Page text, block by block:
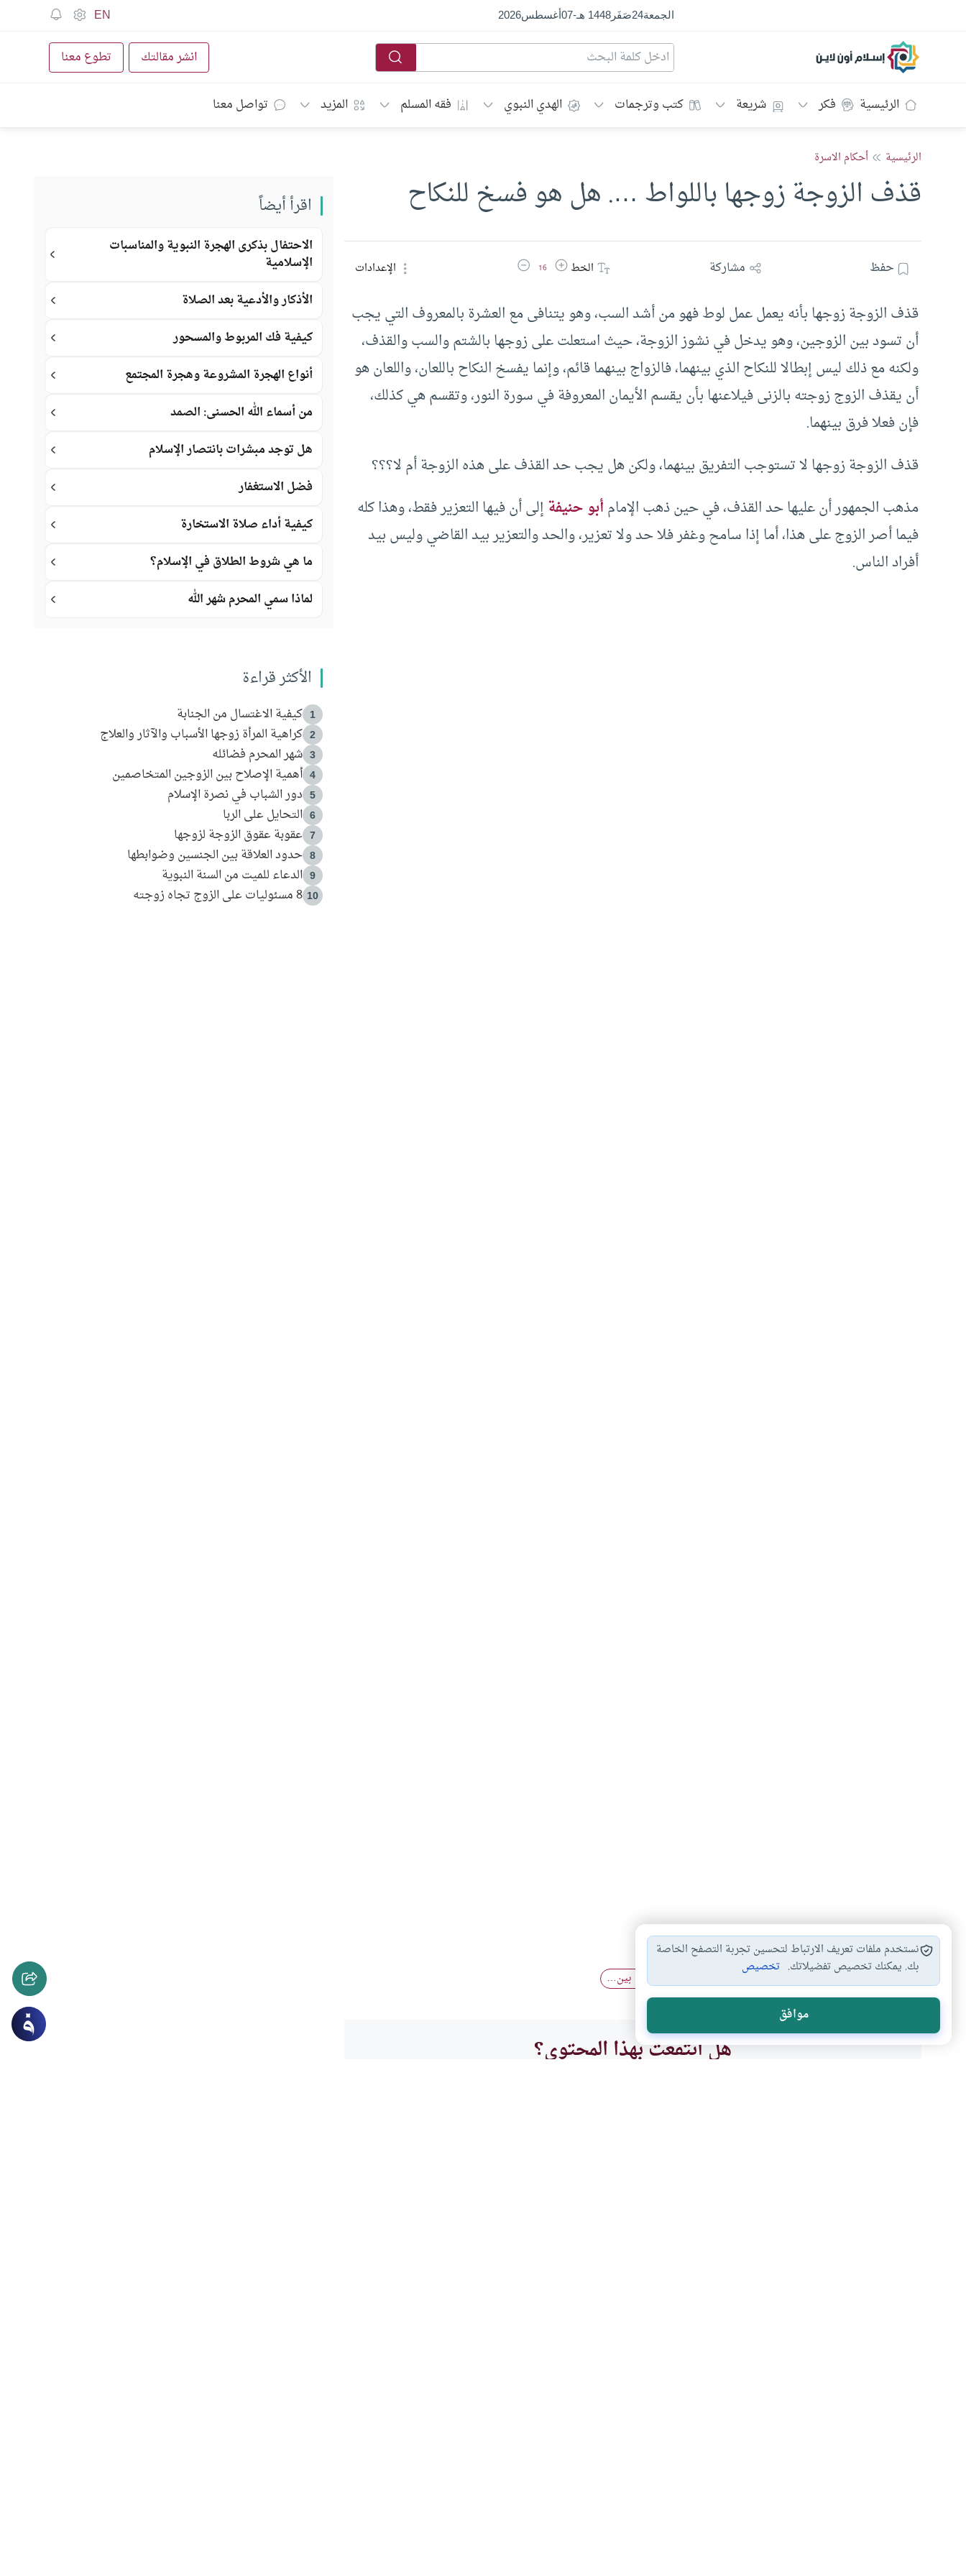
الجمعة24صَفَر1448 هـ -
07أغسطس2026
EN
إسلام أون لاين انشر مقالتك تطوع معنا
الرئيسية فكر شريعة كتب وترجمات الهدي النبوي فقه المسلم المزيد تواصل معنا
الرئيسية أحكام الاسرة
قذف الزوجة زوجها باللواط …. هل هو فسخ للنكاح
حفظ مشاركة الخطزيادة حجم الخط
16 تقليل حجم الخط الإعدادات
قذف الزوجة زوجها بأنه يعمل عمل لوط فهو من أشد السب، وهو يتنافى مع العشرة بالمعروف التي يجب
أن تسود بين الزوجين، وهو يدخل في نشوز الزوجة، حيث استعلت على زوجها بالشتم والسب والقذف،
ولكنه مع ذلك ليس إبطالا للنكاح الذي بينهما، فالزواج بينهما قائم، وإنما يفسخ النكاح باللعان، واللعان هو
أن يقذف الزوج زوجته بالزنى فيلاعنها بأن يقسم الأيمان المعروفة في سورة النور، وتقسم هي كذلك،
فإن فعلا فرق بينهما.
قذف الزوجة زوجها لا تستوجب التفريق بينهما، ولكن هل يجب حد القذف على هذه الزوجة أم لا؟؟؟
مذهب الجمهور أن عليها حد القذف، في حين ذهب الإمامأبو حنيفةإلى أن فيها التعزير فقط، وهذا كله
فيما أصر الزوج على هذا، أما إذا سامح وغفر فلا حد ولا تعزير، والحد والتعزير بيد القاضي وليس بيد
أفراد الناس.
الملاعنة بين الزوجين الهجر بين الزوجين حدود الاستمتاع بين…
هل انتفعت بهذا المحتوى؟
اقرأ أيضاً
الاحتفال بذكرى الهجرة النبوية والمناسبات
الإسلامية
الأذكار والأدعية بعد الصلاة
كيفية فك المربوط والمسحور
أنواع الهجرة المشروعة وهجرة المجتمع
من أسماء الله الحسنى: الصمد
هل توجد مبشرات بانتصار الإسلام
فضل الاستغفار
كيفية أداء صلاة الاستخارة
ما هي شروط الطلاق في الإسلام؟
لماذا سمي المحرم شهر الله
الأكثر قراءة
1 كيفية الاغتسال من الجنابة
2 كراهية المرأة زوجها الأسباب والآثار والعلاج
3 شهر المحرم فضائله
4 أهمية الإصلاح بين الزوجين المتخاصمين
5 دور الشباب في نصرة الإسلام
6 التحايل على الربا
7 عقوبة عقوق الزوجة لزوجها
8 حدود العلاقة بين الجنسين وضوابطها
9 الدعاء للميت من السنة النبوية
10 8 مسئوليات على الزوج تجاه زوجته
نستخدم ملفات تعريف الارتباط لتحسين تجربة التصفح الخاصة
بك. يمكنك تخصيص تفضيلاتك. تخصيص
موافق